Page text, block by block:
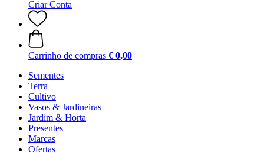
Criar Conta
Carrinho de compras € 0,00
Sementes
Terra
Cultivo
Vasos & Jardineiras
Jardim & Horta
Presentes
Marcas
Ofertas